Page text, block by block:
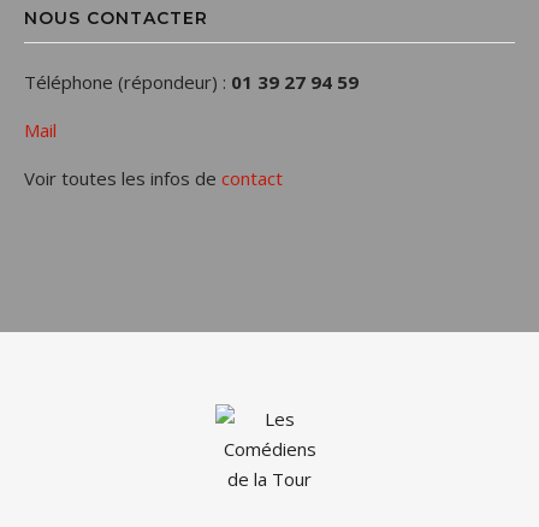
NOUS CONTACTER
Téléphone (répondeur) : 01 39 27 94 59
Mail
Voir toutes les infos de contact